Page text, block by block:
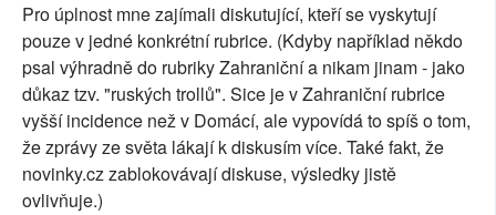
Pro úplnost mne zajímali diskutující, kteří se vyskytují
pouze v jedné konkrétní rubrice. (Kdyby například někdo
psal výhradně do rubriky Zahraniční a nikam jinam - jako
důkaz tzv. "ruských trollů". Sice je v Zahraniční rubrice
vyšší incidence než v Domácí, ale vypovídá to spíš o tom,
že zprávy ze světa lákají k diskusím více. Také fakt, že
novinky.cz zablokovávají diskuse, výsledky jistě
ovlivňuje.)